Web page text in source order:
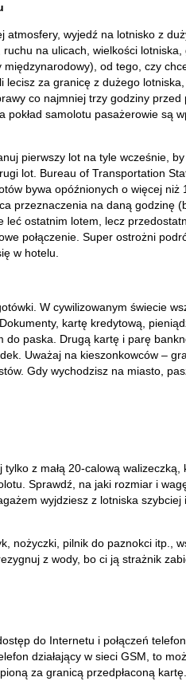
atmosfery, wyjedź na lotnisko z
ruchu na ulicach, wielkości
międzynarodowy), od tego, czy
lecisz za granicę z dużego
co najmniej trzy godziny przed
pokład samolotu pasażerowie są
pierwszy lot na tyle wcześnie,
lot. Bureau of Transportation
bywa opóźnionych o więcej niż
przeznaczenia na daną godzinę
leć ostatnim lotem, lecz
połączenie. Super ostrożni
w hotelu.
W cywilizowanym świecie
kartę kredytową,
do paska. Drugą kartę i parę
Uważaj na kieszonkowców –
Gdy wychodzisz na miasto,
tylko z małą 20-calową walizeczką,
Sprawdź, na jaki rozmiar i
wyjdziesz z lotniska
nożyczki, pilnik do paznokci itp.,
z wody, bo ci ją strażnik
do Internetu i połączeń
działający w sieci GSM, to
za granicą przedpłaconą